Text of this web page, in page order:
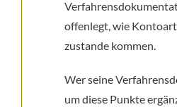
offenlegt, wie
zustande kommen.
Wer seine
um diese Punkte